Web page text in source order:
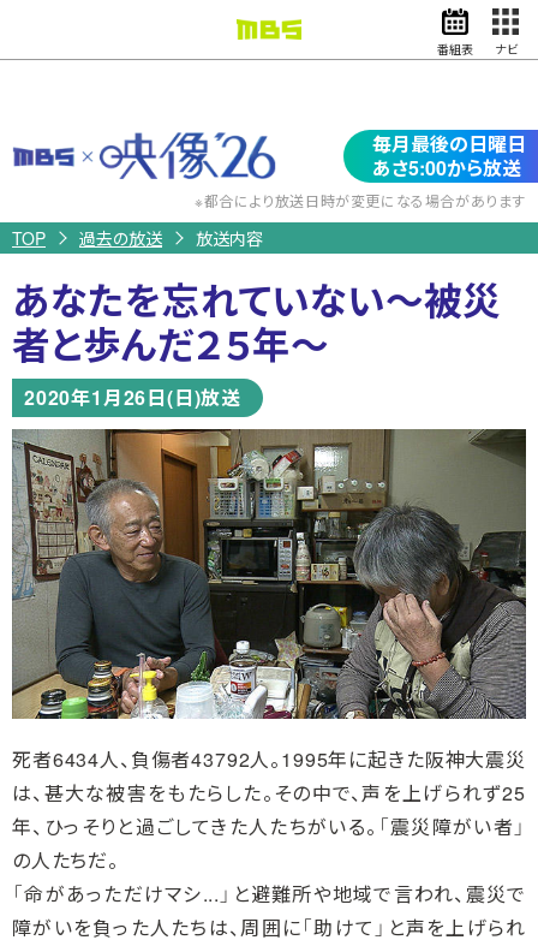
ドラマ
アニメ
天気・防災 イベント
グッズ
検索 番組表
番組表 ナビ
映
像’26
毎月最後の日曜日
あさ5:00から放送
※都合により放送日時が変更になる場合があります
TOP 過去の放送 放送内容
あなたを忘れていない～被災
者と歩んだ２５年～
2020年1月26日(日)放送
死者6434人、負傷者43792人。1995年に起きた阪神大震災
は、甚大な被害をもたらした。その中で、声を上げられず25
年、ひっそりと過ごしてきた人たちがいる。「震災障がい者」
の人たちだ。
「命があっただけマシ...」と避難所や地域で言われ、震災で
障がいを負った人たちは、周囲に「助けて」と声を上げられ